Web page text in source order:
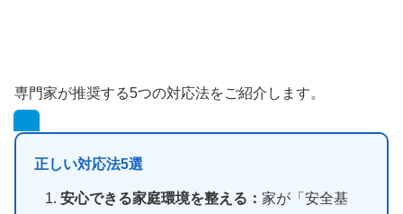
専門家が推奨する5つの対応法をご紹介します。
正しい対応法5選
安心できる家庭環境を整える：家が「安全基